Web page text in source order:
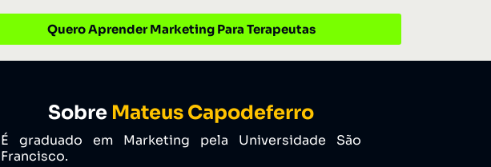
Quero Aprender Marketing Para Terapeutas
Sobre Mateus Capodeferro
É graduado em Marketing pela Universidade São
Francisco.